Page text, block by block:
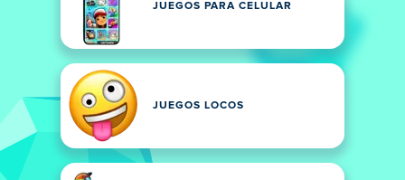
JUEGOS PARA CELULAR
JUEGOS LOCOS